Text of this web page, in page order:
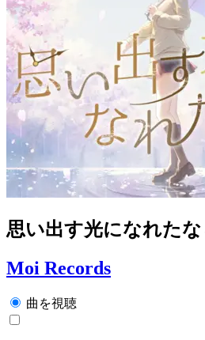
思い出す光になれた
Moi Records
曲を視聴